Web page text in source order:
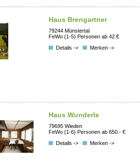
Haus Brengartner
79244 Münstertal
FeWo (1-5) Personen ab 42 €
Details ->
Merken ->
Haus Wunderle
79695 Wieden
FeWo (1-6) Personen ab 650.- €
Details ->
Merken ->